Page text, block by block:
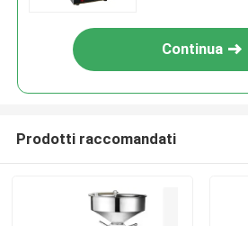
Continua
Prodotti raccomandati